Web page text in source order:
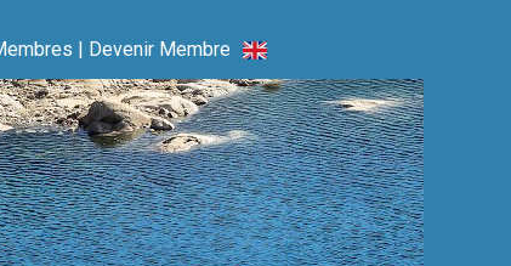
| Devenir Membre